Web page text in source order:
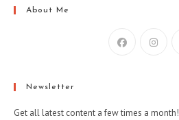
About Me
Newsletter
Get all latest content a few times a month!